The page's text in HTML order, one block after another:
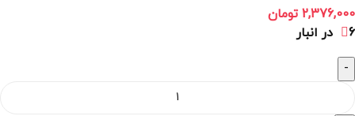
2,376,000 تومان
6 در انبار